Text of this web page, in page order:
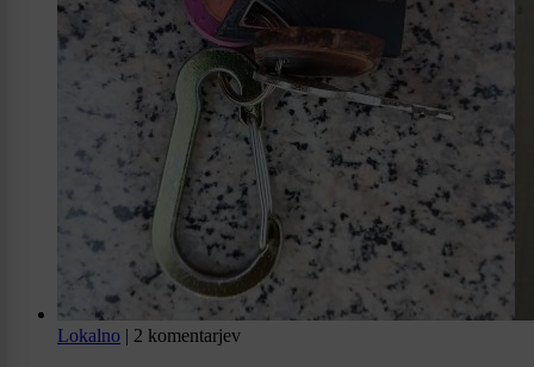
Lokalno | 2 komentarjev